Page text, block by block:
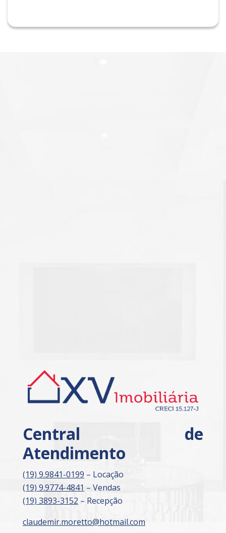
Central de
Atendimento
(19) 9.9841-0199 – Locação
(19) 9.9774-4841 – Vendas
(19) 3893-3152 – Recepção
claudemir.moretto@hotmail.com